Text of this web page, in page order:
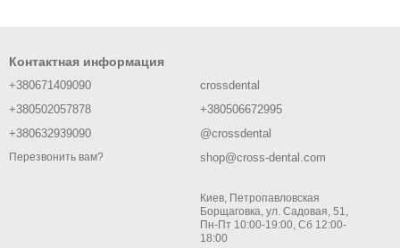
Контактная информация
+380671409090
+380502057878
+380632939090
Перезвонить вам?
crossdental
+380506672995
@crossdental
shop@cross-dental.com
Киев, Петропавловская
Борщаговка, ул. Садовая, 51,
Пн-Пт 10:00-19:00, Сб 12:00-
18:00